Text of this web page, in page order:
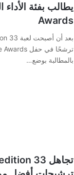
Awards
بالمطالبة بوضع…